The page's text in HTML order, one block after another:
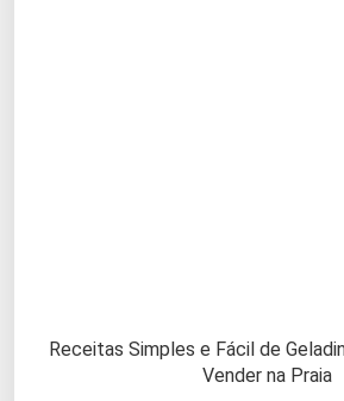
Receitas Simples e Fácil de
Vender na Praia